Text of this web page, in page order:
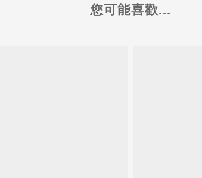
您可能喜歡...